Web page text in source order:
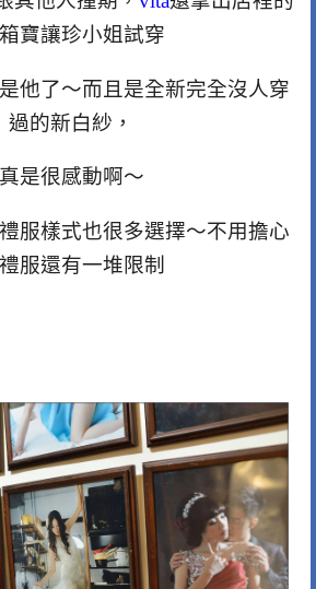
寶讓珍小姐試穿
他了～而且是全新完全沒人穿
過的新白紗，
真是很感動啊～
服樣式也很多選擇～不用擔心
服還有一堆限制